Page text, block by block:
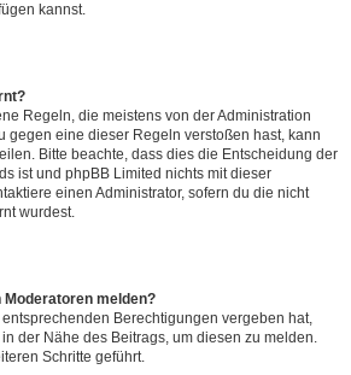
kannst.
Regeln, die meistens von der Administration
gegen eine dieser Regeln verstoßen hast, kann
Bitte beachte, dass dies die Entscheidung der
ist und phpBB Limited nichts mit dieser
einen Administrator, sofern du die nicht
wurdest.
melden?
Berechtigungen vergeben hat,
der Nähe des Beitrags, um diesen zu melden.
Schritte geführt.